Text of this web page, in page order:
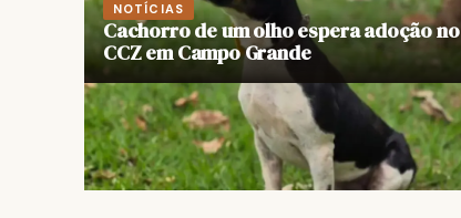
NOTÍCIAS
Cachorro de um olho espera adoção no
CCZ em Campo Grande